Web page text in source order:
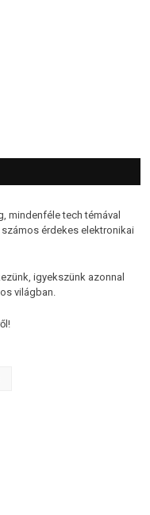
mindenféle tech témával
érdekes elektronikai
igyekszünk azonnal
világban.